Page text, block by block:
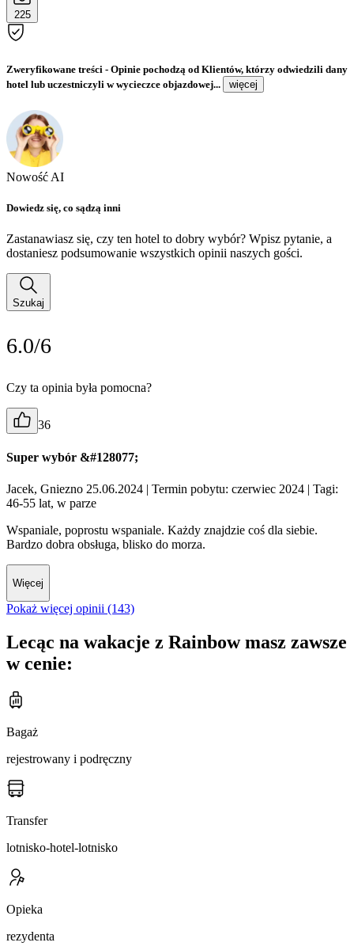
225
Zweryfikowane treści - Opinie pochodzą od Klientów, którzy odwiedzili dany
hotel lub uczestniczyli w wycieczce objazdowej...
więcej
Nowość AI
Dowiedz się, co sądzą inni
Zastanawiasz się, czy ten hotel to dobry wybór? Wpisz pytanie, a
dostaniesz podsumowanie wszystkich opinii naszych gości.
Szukaj
6.0/6
Czy ta opinia była pomocna?
36
Super wybór &#128077;
Jacek, Gniezno 25.06.2024 | Termin pobytu: czerwiec 2024 | Tagi:
46-55 lat, w parze
Wspaniale, poprostu wspaniale. Każdy znajdzie coś dla siebie.
Bardzo dobra obsługa, blisko do morza.
Więcej
Pokaż więcej opinii (143)
Lecąc na wakacje z Rainbow masz zawsze
w cenie:
Bagaż
rejestrowany i podręczny
Transfer
lotnisko-hotel-lotnisko
Opieka
rezydenta